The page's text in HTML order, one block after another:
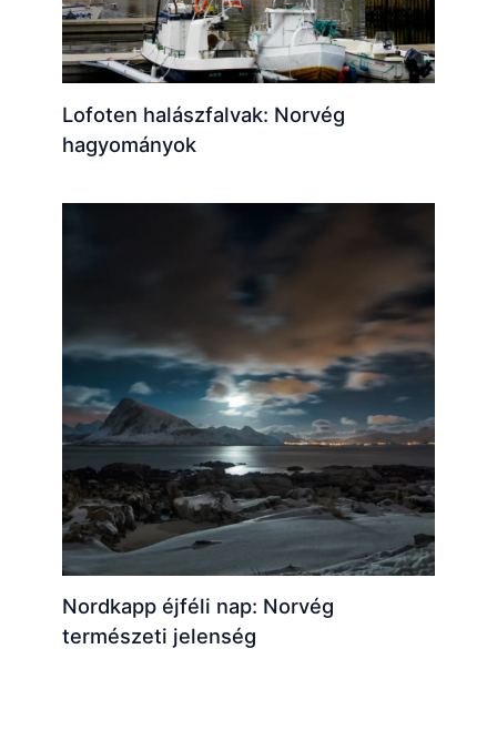
Lofoten halászfalvak: Norvég
hagyományok
Nordkapp éjféli nap: Norvég
természeti jelenség